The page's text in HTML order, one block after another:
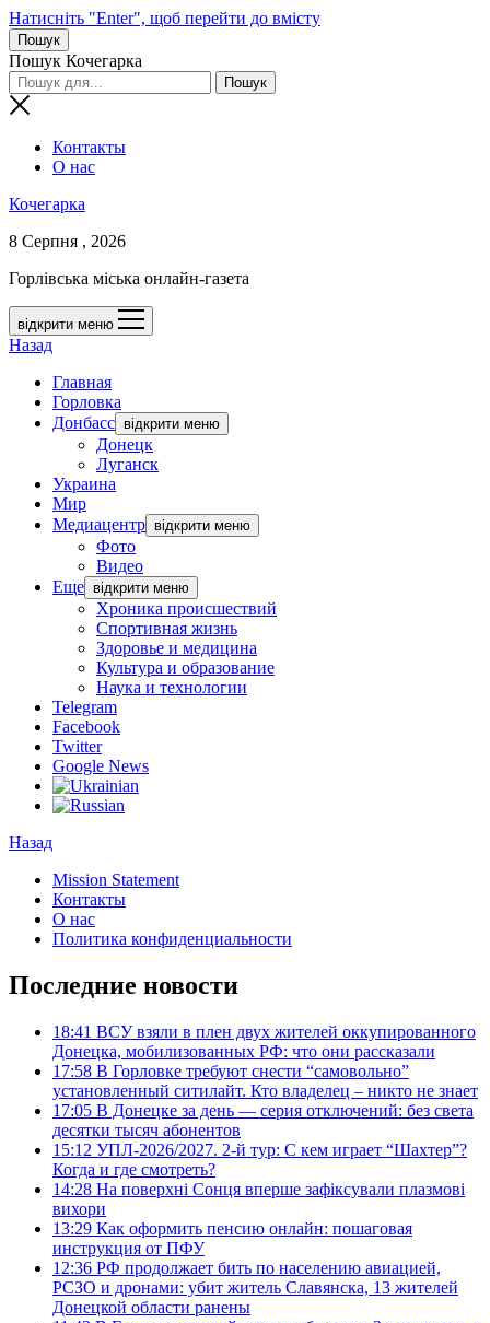
Натисніть "Enter", щоб перейти до вмісту
Пошук
Пошук Кочегарка
Контакты
О нас
Кочегарка
8 Серпня , 2026
Горлівська міська онлайн-газета
відкрити меню
Назад
Главная
Горловка
Донбасс відкрити меню
Донецк
Луганск
Украина
Мир
Медиацентр відкрити меню
Фото
Видео
Еще відкрити меню
Хроника происшествий
Спортивная жизнь
Здоровье и медицина
Культура и образование
Наука и технологии
Telegram
Facebook
Twitter
Google News
Назад
Mission Statement
Контакты
О нас
Политика конфиденциальности
Последние новости
18:41 ВСУ взяли в плен двух жителей оккупированного
Донецка, мобилизованных РФ: что они рассказали
17:58 В Горловке требуют снести “самовольно”
установленный ситилайт. Кто владелец – никто не знает
17:05 В Донецке за день — серия отключений: без света
десятки тысяч абонентов
15:12 УПЛ-2026/2027. 2-й тур: С кем играет “Шахтер”?
Когда и где смотреть?
14:28 На поверхні Сонця вперше зафіксували плазмові
вихори
13:29 Как оформить пенсию онлайн: пошаговая
инструкция от ПФУ
12:36 РФ продолжает бить по населению авиацией,
РСЗО и дронами: убит житель Славянска, 13 жителей
Донецкой области ранены